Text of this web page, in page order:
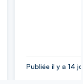
Publiée il y a 14